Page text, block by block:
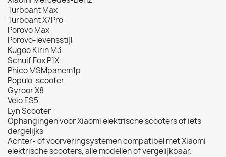
Turboant Max
Turboant X7Pro
Porovo Max
Porovo-levensstijl
Kugoo Kirin M3
Schuif Fox P1X
Phico MSMpanem1p
Populo-scooter
Gyroor X8
Veio ES5
Lyn Scooter
Ophangingen voor Xiaomi elektrische scooters of iets
dergelijks
Achter- of voorveringsystemen compatibel met Xiaomi
elektrische scooters, alle modellen of vergelijkbaar.